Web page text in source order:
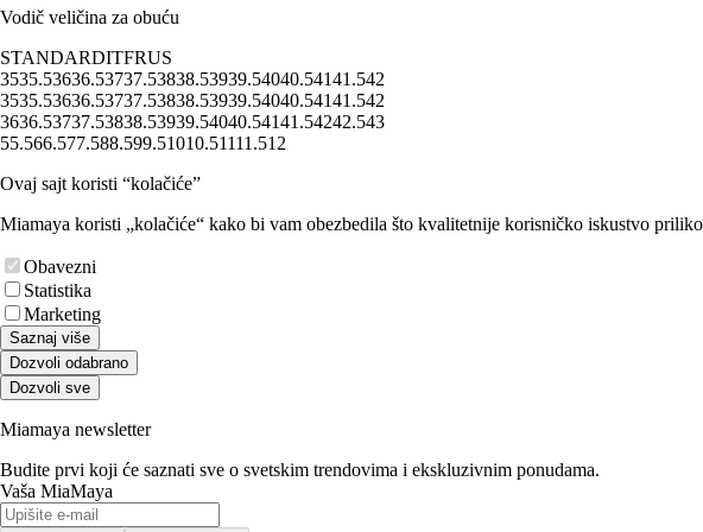
Vodič veličina za obuću
STANDARDITFRUS
3535.53636.53737.53838.53939.54040.54141.542
3535.53636.53737.53838.53939.54040.54141.542
3636.53737.53838.53939.54040.54141.54242.543
55.566.577.588.599.51010.51111.512
Ovaj sajt koristi “kolačiće”
Miamaya koristi „kolačiće“ kako bi vam obezbedila što kvalitetnije korisničko iskustvo
Obavezni
Statistika
Marketing
Saznaj više
Dozvoli odabrano
Dozvoli sve
Miamaya newsletter
Budite prvi koji će saznati sve o svetskim trendovima i ekskluzivnim ponudama.
Vaša MiaMaya